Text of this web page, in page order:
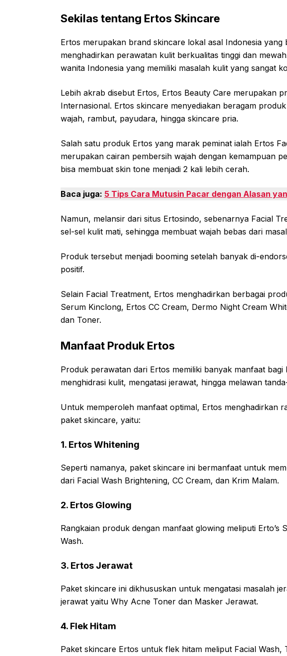
Sekilas tentang Ertos Skincare
Ertos merupakan brand skincare lokal asal Indonesia yang
menghadirkan perawatan kulit berkualitas tinggi dan
wanita Indonesia yang memiliki masalah kulit yang sangat
Lebih akrab disebut Ertos, Ertos Beauty Care merupakan
Internasional. Ertos skincare menyediakan beragam
wajah, rambut, payudara, hingga skincare pria.
Salah satu produk Ertos yang marak peminat ialah Ertos
merupakan cairan pembersih wajah dengan kemampuan
bisa membuat skin tone menjadi 2 kali lebih cerah.
Baca juga: 5 Tips Cara Mutusin Pacar dengan Alasan
Namun, melansir dari situs Ertosindo, sebenarnya Facial
sel-sel kulit mati, sehingga membuat wajah bebas dari
Produk tersebut menjadi booming setelah banyak di-
positif.
Selain Facial Treatment, Ertos menghadirkan berbagai
Serum Kinclong, Ertos CC Cream, Dermo Night Cream
dan Toner.
Manfaat Produk Ertos
Produk perawatan dari Ertos memiliki banyak manfaat
menghidrasi kulit, mengatasi jerawat, hingga melawan
Untuk memperoleh manfaat optimal, Ertos menghadirkan
paket skincare, yaitu:
1. Ertos Whitening
Seperti namanya, paket skincare ini bermanfaat untuk
dari Facial Wash Brightening, CC Cream, dan Krim Malam.
2. Ertos Glowing
Rangkaian produk dengan manfaat glowing meliputi Erto’s
Wash.
3. Ertos Jerawat
Paket skincare ini dikhususkan untuk mengatasi masalah
jerawat yaitu Why Acne Toner dan Masker Jerawat.
4. Flek Hitam
Paket skincare Ertos untuk flek hitam meliput Facial